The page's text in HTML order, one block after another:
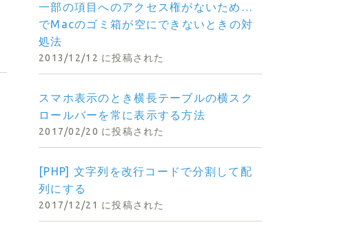
一部の項目へのアクセス権がないため…
でMacのゴミ箱が空にできないときの対
処法
2013/12/12 に投稿された
スマホ表示のとき横長テーブルの横スク
ロールバーを常に表示する方法
2017/02/20 に投稿された
[PHP] 文字列を改行コードで分割して配
列にする
2017/12/21 に投稿された